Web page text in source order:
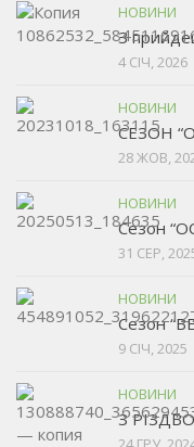
НОВИНИ
З
4 СІЧ, 2026
НОВИНИ
СЕЗОН
28 ЖОВ,
НОВИНИ
Сезон
31 СЕР,
НОВИНИ
Сезон
9 СІЧ, 2025
НОВИНИ
З